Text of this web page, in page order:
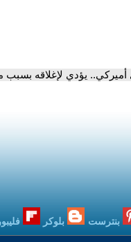
يؤدي لإغلاقه بسبب
بنترست بلوكر